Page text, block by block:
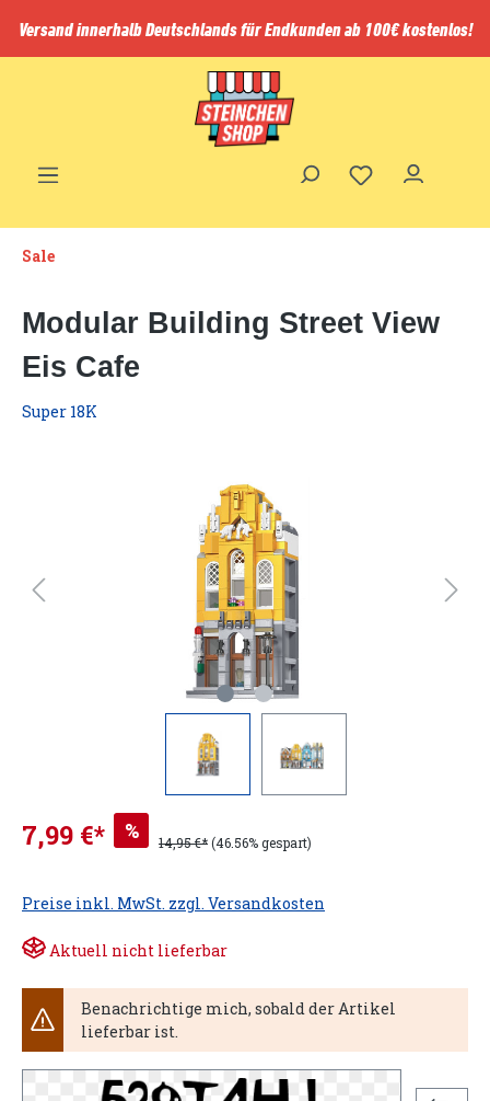
springen
Versand innerhalb Deutschlands für Endkunden ab 100€ kostenlos!
Sale
Modular Building Street View
Eis Cafe
Super 18K
7,99 €* % 14,95 €*(46.56% gespart)
Preise inkl. MwSt. zzgl. Versandkosten
Aktuell nicht lieferbar
Benachrichtige mich, sobald der Artikel
lieferbar ist.